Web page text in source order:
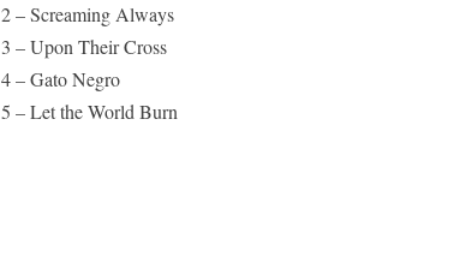
2 – Screaming Always
3 – Upon Their Cross
4 – Gato Negro
5 – Let the World Burn